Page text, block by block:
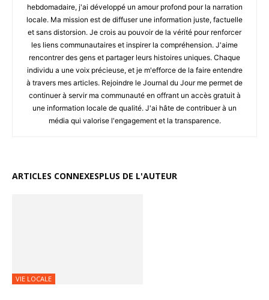
hebdomadaire, j'ai développé un amour profond pour la narration
locale. Ma mission est de diffuser une information juste, factuelle
et sans distorsion. Je crois au pouvoir de la vérité pour renforcer
les liens communautaires et inspirer la compréhension. J'aime
rencontrer des gens et partager leurs histoires uniques. Chaque
individu a une voix précieuse, et je m'efforce de la faire entendre
à travers mes articles. Rejoindre le Journal du Jour me permet de
continuer à servir ma communauté en offrant un accès gratuit à
une information locale de qualité. J'ai hâte de contribuer à un
média qui valorise l'engagement et la transparence.
ARTICLES CONNEXESPLUS DE L'AUTEUR
VIE LOCALE